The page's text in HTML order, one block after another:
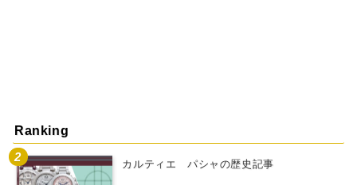
Ranking
カルティエ パシャの歴史記事